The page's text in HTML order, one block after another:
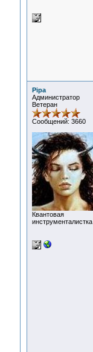
Pipa
Администратор
Ветеран
Сообщений: 3660
Квантовая
инструменталистка